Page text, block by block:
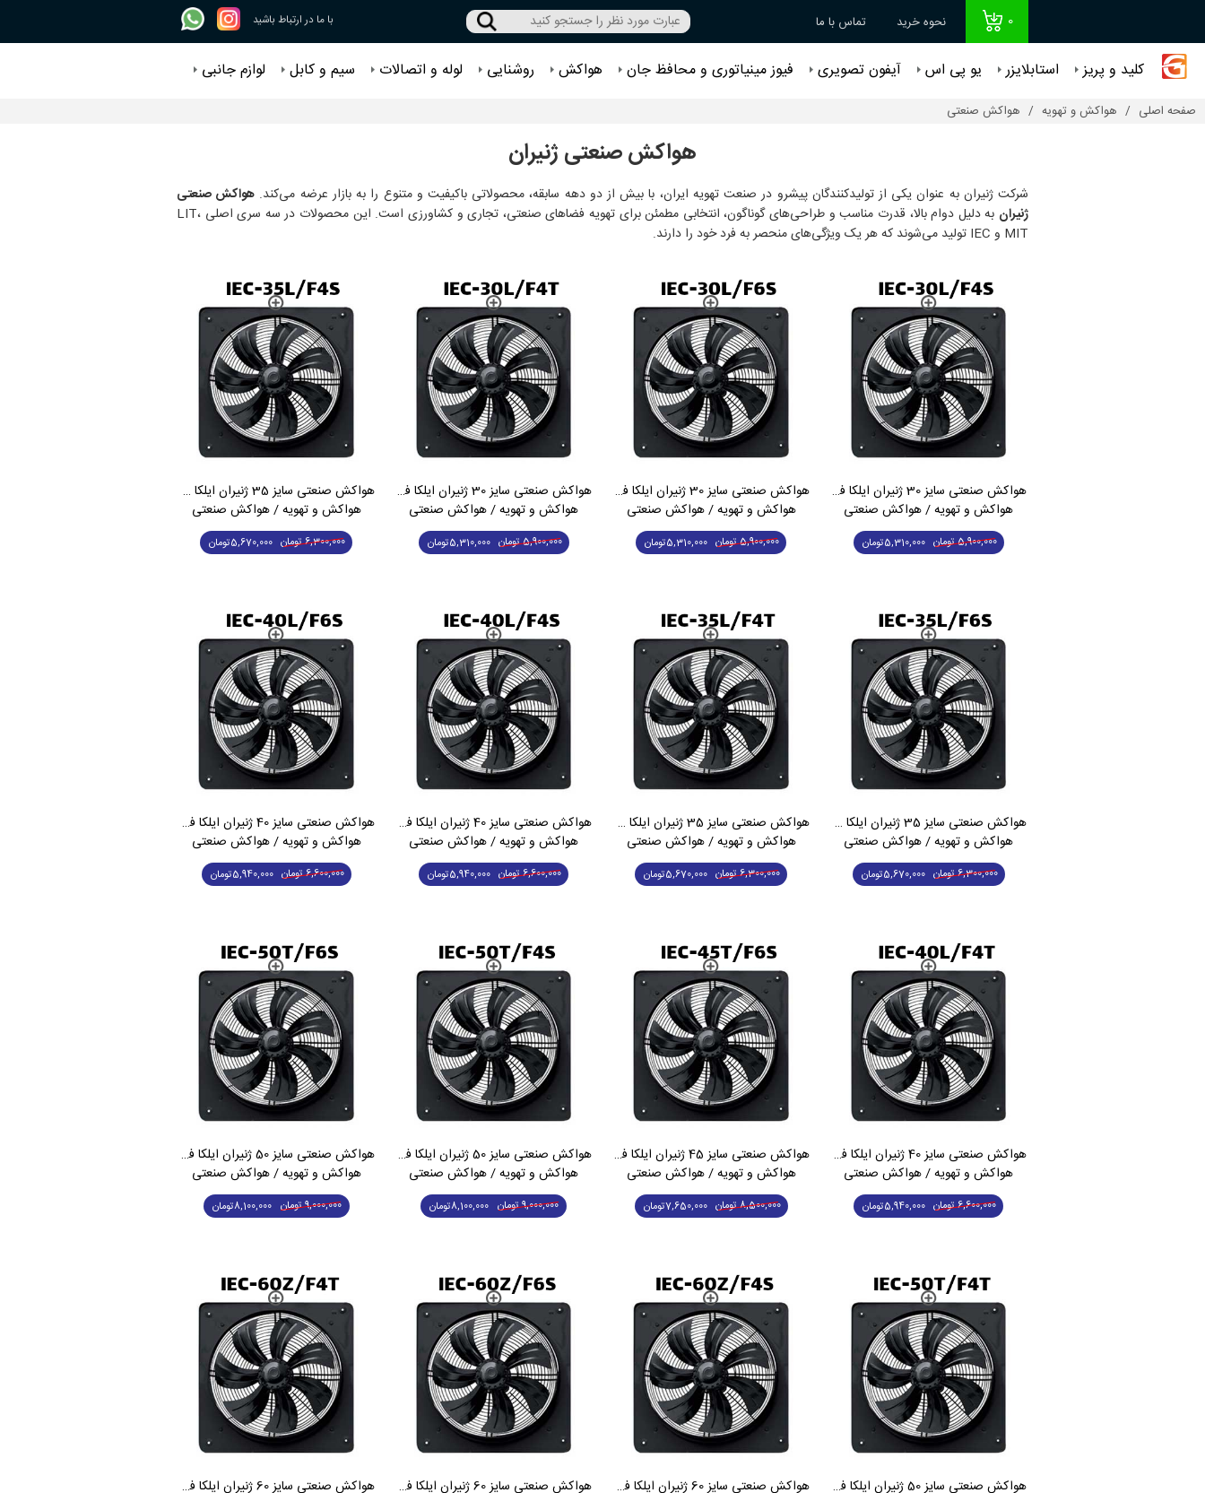
0 نحوه خرید تماس با ما با ما در ارتباط باشید
کلید و پریز استابلایزر یو پی اس آیفون تصویری فیوز مینیاتوری و محافظ جان هواکش روشنایی لوله و اتصالات سیم و کابل لوازم جانبی
صفحه اصلی هواکش و تهویه هواکش صنعتی
هواکش صنعتی ژنیران
شرکت ژنیران به عنوان یکی از تولیدکنندگان پیشرو در صنعت تهویه ایران، با بیش از دو دهه سابقه، محصولاتی باکیفیت و متنوع را به بازار عرضه می‌کند. هواکش صنعتی
ژنیران
به دلیل دوام بالا، قدرت مناسب و طراحی‌های گوناگون، انتخابی مطمئن برای تهویه فضاهای صنعتی، تجاری و کشاورزی است. این محصولات در سه سری اصلی LIT،
MIT و IEC تولید می‌شوند که هر یک ویژگی‌های منحصر به فرد خود را دارند.
هواکش صنعتی سایز 30 ژنیران ایلکا فلزی تک فاز IEC-30L/F4S
هواکش و تهویه / هواکش صنعتی
5,900,000تومان 5,310,000تومان
هواکش صنعتی سایز 30 ژنیران ایلکا فلزی کم دور تک فاز IEC-30L/F6S
هواکش و تهویه / هواکش صنعتی
5,900,000تومان 5,310,000تومان
هواکش صنعتی سایز 30 ژنیران ایلکا فلزی سه فاز IEC-30L/F4T
هواکش و تهویه / هواکش صنعتی
5,900,000تومان 5,310,000تومان
هواکش صنعتی سایز 35 ژنیران ایلکا فلزی تک فاز IEC-35L/F4S
هواکش و تهویه / هواکش صنعتی
6,300,000تومان 5,670,000تومان
هواکش صنعتی سایز 35 ژنیران ایلکا فلزی کم دور تک فاز IEC-35L/F6S
هواکش و تهویه / هواکش صنعتی
6,300,000تومان 5,670,000تومان
هواکش صنعتی سایز 35 ژنیران ایلکا فلزی سه فاز IEC-35L/F4T
هواکش و تهویه / هواکش صنعتی
6,300,000تومان 5,670,000تومان
هواکش صنعتی سایز 40 ژنیران ایلکا فلزی تک فاز IEC-40L/F4S
هواکش و تهویه / هواکش صنعتی
6,600,000تومان 5,940,000تومان
هواکش صنعتی سایز 40 ژنیران ایلکا فلزی کم دور تک فاز IEC-40L/F6S
هواکش و تهویه / هواکش صنعتی
6,600,000تومان 5,940,000تومان
هواکش صنعتی سایز 40 ژنیران ایلکا فلزی سه فاز IEC-40L/F4T
هواکش و تهویه / هواکش صنعتی
6,600,000تومان 5,940,000تومان
هواکش صنعتی سایز 45 ژنیران ایلکا فلزی پر توان کم دور تک فاز IEC-45T/F6S
هواکش و تهویه / هواکش صنعتی
8,500,000تومان 7,650,000تومان
هواکش صنعتی سایز 50 ژنیران ایلکا فلزی تک فاز IEC-50T/F4S
هواکش و تهویه / هواکش صنعتی
9,000,000تومان 8,100,000تومان
هواکش صنعتی سایز 50 ژنیران ایلکا فلزی کم دور تک فاز IEC-50T/F6S
هواکش و تهویه / هواکش صنعتی
9,000,000تومان 8,100,000تومان
هواکش صنعتی سایز 50 ژنیران ایلکا فلزی سه فاز IEC-50T/F4T
هواکش صنعتی سایز 60 ژنیران ایلکا فلزی تک فاز IEC-60Z/F4S
هواکش صنعتی سایز 60 ژنیران ایلکا فلزی کم دور تک فاز IEC-60Z/F6S
هواکش صنعتی سایز 60 ژنیران ایلکا فلزی سه فاز IEC-60Z/F4T